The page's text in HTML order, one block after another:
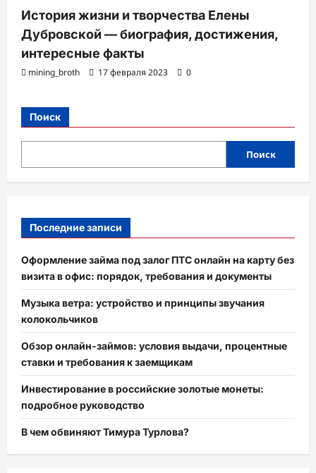
История жизни и творчества Елены
Дубровской — биография, достижения,
интересные факты
mining_broth 17 февраля 2023 0
Поиск
Поиск
Последние записи
Оформление займа под залог ПТС онлайн на карту без
визита в офис: порядок, требования и документы
Музыка ветра: устройство и принципы звучания
колокольчиков
Обзор онлайн-займов: условия выдачи, процентные
ставки и требования к заемщикам
Инвестирование в российские золотые монеты:
подробное руководство
В чем обвиняют Тимура Турлова?